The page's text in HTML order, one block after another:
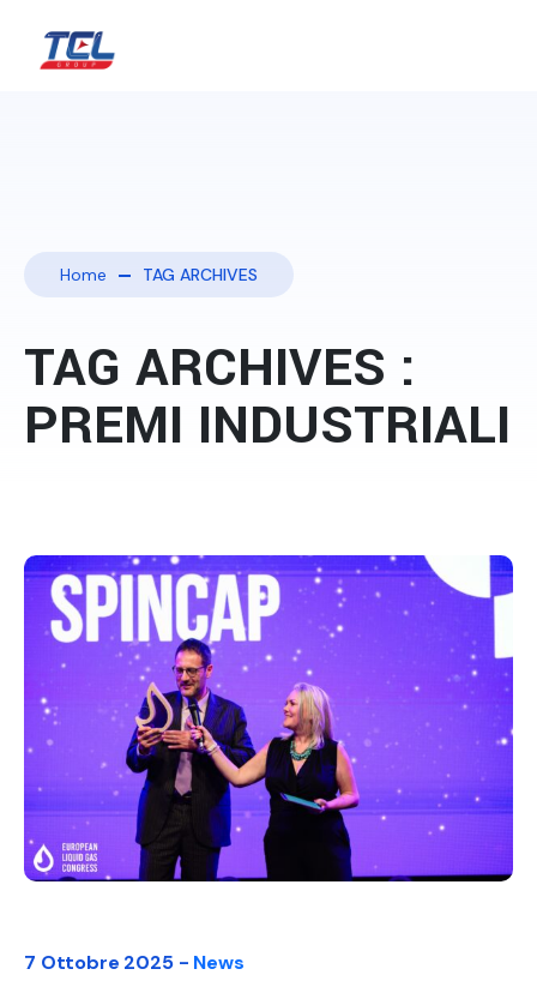
Home TAG ARCHIVES
TAG ARCHIVES :
PREMI INDUSTRIALI
7 Ottobre 2025 - News